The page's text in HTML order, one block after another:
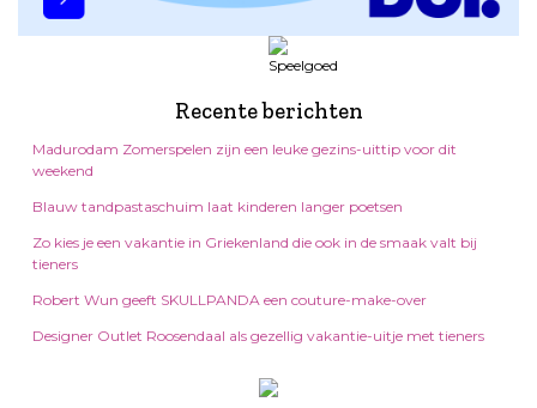
Recente berichten
Madurodam Zomerspelen zijn een leuke gezins-uittip voor dit
weekend
Blauw tandpastaschuim laat kinderen langer poetsen
Zo kies je een vakantie in Griekenland die ook in de smaak valt bij
tieners
Robert Wun geeft SKULLPANDA een couture-make-over
Designer Outlet Roosendaal als gezellig vakantie-uitje met tieners